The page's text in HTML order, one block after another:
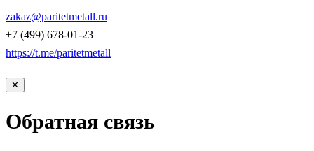
zakaz@paritetmetall.ru
+7 (499) 678-01-23
https://t.me/paritetmetall
✕
Обратная связь